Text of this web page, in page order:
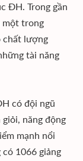
ĐH. Trong gần
một trong
chất lượng
tài năng
có đội ngũ
năng động
mạnh nổi
1066 giảng